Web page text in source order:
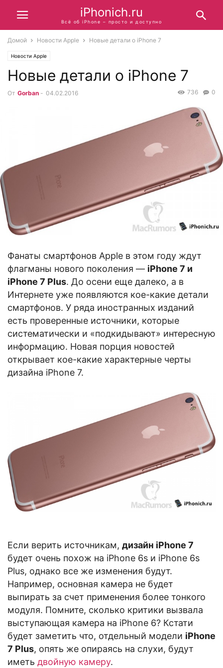
iPhonich.ru
Всё об iPhone – просто и доступно
Домой Новости Apple Новые детали о iPhone 7
Новости Apple
Новые детали о iPhone 7
От Gorban - 04.02.2016 0
736
Фанаты смартфонов Apple в этом году ждут
флагманы нового поколения — iPhone 7 и
iPhone 7 Plus. До осени еще далеко, а в
Интернете уже появляются кое-какие детали
смартфонов. У ряда иностранных изданий
есть проверенные источники, которые
систематически и «подкидывают» интересную
информацию. Новая порция новостей
открывает кое-какие характерные черты
дизайна iPhone 7.
Если верить источникам, дизайн iPhone 7
будет очень похож на iPhone 6s и iPhone 6s
Plus, однако все же изменения будут.
Например, основная камера не будет
выпирать за счет применения более тонкого
модуля. Помните, сколько критики вызвала
выступающая камера на iPhone 6? Кстати
будет заметить что, отдельный модели iPhone
7 Plus, опять же опираясь на слухи, будут
иметь двойную камеру.